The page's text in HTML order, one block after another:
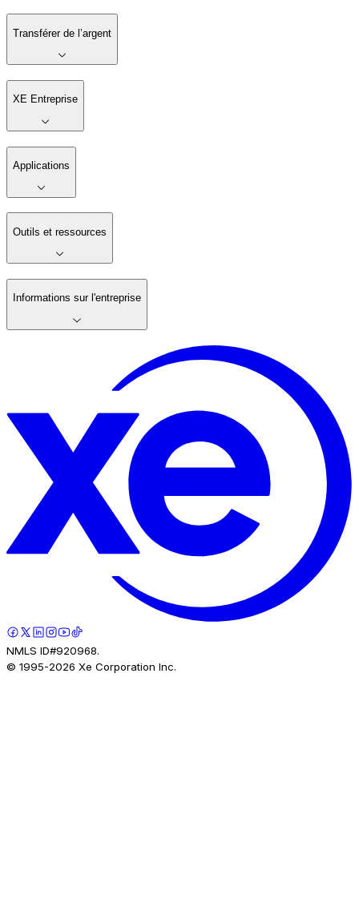
Transférer de l’argent
XE Entreprise
Applications
Outils et ressources
Informations sur l'entreprise
NMLS ID#920968.
© 1995-2026 Xe Corporation Inc.